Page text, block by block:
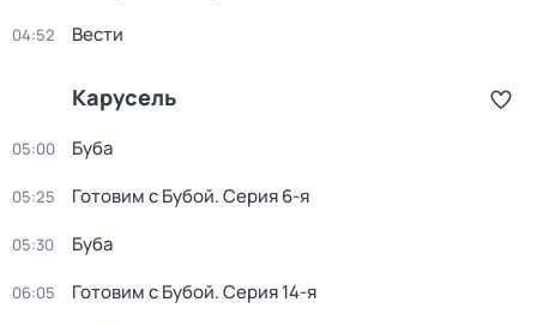
04:52 Вести
Карусель
05:00 Буба
05:25 Готовим с Бубой. Серия 6-я
05:30 Буба
06:05 Готовим с Бубой. Серия 14-я